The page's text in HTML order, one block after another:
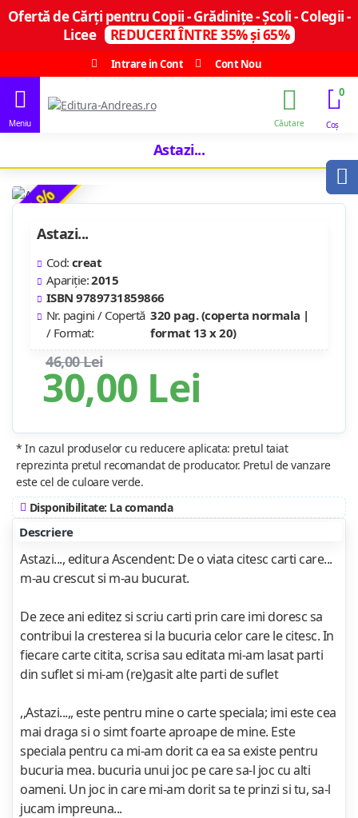
Ofertă de Cărți pentru Copii - Grădinițe - Școli - Colegii -
Licee
REDUCERI ÎNTRE 35% și 65%
Intrare in Cont
Cont Nou
0
Astazi...
-35 %
30,00 Lei
46,00 Lei
Astazi...
Cod: creat
Apariție:2015
ISBN 9789731859866
Nr. pagini / Copertă
/ Format:
320 pag. (coperta normala |
format 13 x 20)
* In cazul produselor cu reducere aplicata: pretul taiat
reprezinta pretul recomandat de producator. Pretul de vanzare
este cel de culoare verde.
Disponibilitate: La comanda
Descriere
Astazi..., editura Ascendent: De o viata citesc carti care...
m-au crescut si m-au bucurat.
De zece ani editez si scriu carti prin care imi doresc sa
contribui la cresterea si la bucuria celor care le citesc. In
fiecare carte citita, scrisa sau editata mi-am lasat parti
din suflet si mi-am (re)gasit alte parti de suflet
,,Astazi...,, este pentru mine o carte speciala; imi este cea
mai draga si o simt foarte aproape de mine. Este
speciala pentru ca mi-am dorit ca ea sa existe pentru
bucuria mea. bucuria unui joc pe care sa-l joc cu alti
oameni. Un joc in care mi-am dorit sa te prinzi si tu, sa-l
jucam impreuna...